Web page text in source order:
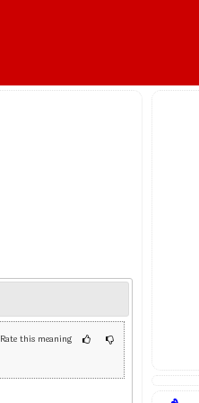
Rate this meaning